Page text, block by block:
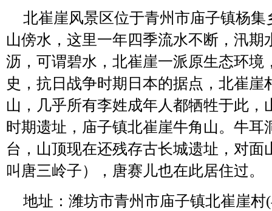
北崔崖风景区位于青州市庙子镇杨
山傍水，这里一年四季流水不断，汛期
沥，可谓碧水，北崔崖一派原生态环境
史，抗日战争时期日本的据点，北崔崖
山，几乎所有李姓成年人都牺牲于此，
时期遗址，庙子镇北崔崖牛角山。牛耳
台，山顶现在还残存古长城遗址，对面
叫唐三岭子），唐赛儿也在此居住过。
地址：潍坊市青州市庙子镇北崔崖村